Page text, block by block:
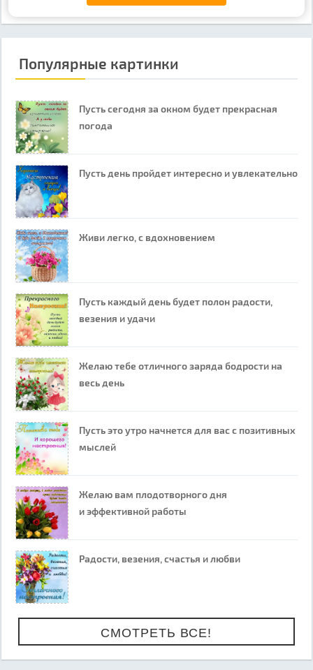
Популярные картинки
Пусть сегодня за окном будет прекрасная
погода
Пусть день пройдет интересно и увлекательно
Живи легко, с вдохновением
Пусть каждый день будет полон радости,
везения и удачи
Желаю тебе отличного заряда бодрости на
весь день
Пусть это утро начнется для вас с позитивных
мыслей
Желаю вам плодотворного дня
и эффективной работы
Радости, везения, счастья и любви
СМОТРЕТЬ ВСЕ!